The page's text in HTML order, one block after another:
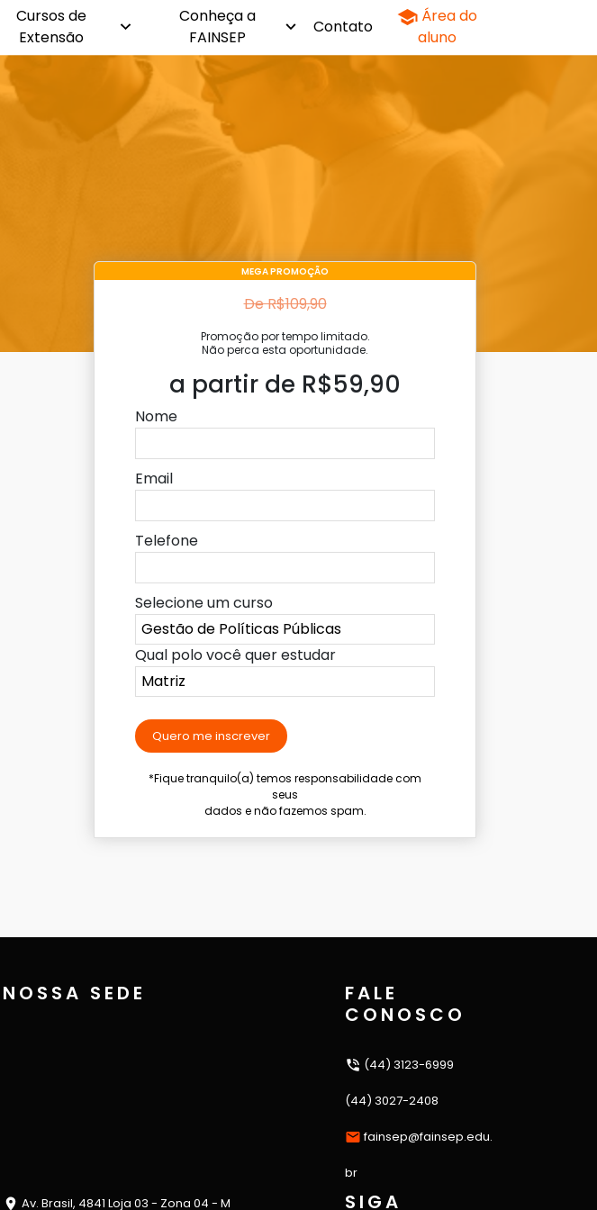
Cursos de
Extensão
Conheça a
FAINSEP
Contato
Área do
aluno
MEGA PROMOÇÃO
De R$109,90
Promoção por tempo limitado.
Não perca esta oportunidade.
a partir de R$59,90
Nome
Email
Telefone
Selecione um curso
Qual polo você quer estudar
Quero me inscrever
*Fique tranquilo(a) temos responsabilidade com
seus
dados e não fazemos spam.
NOSSA SEDE
Av. Brasil, 4841 Loja 03 - Zona 04 - M
FALE
CONOSCO
(44) 3123-6999
(44) 3027-2408
fainsep@fainsep.edu.
br
SIGA